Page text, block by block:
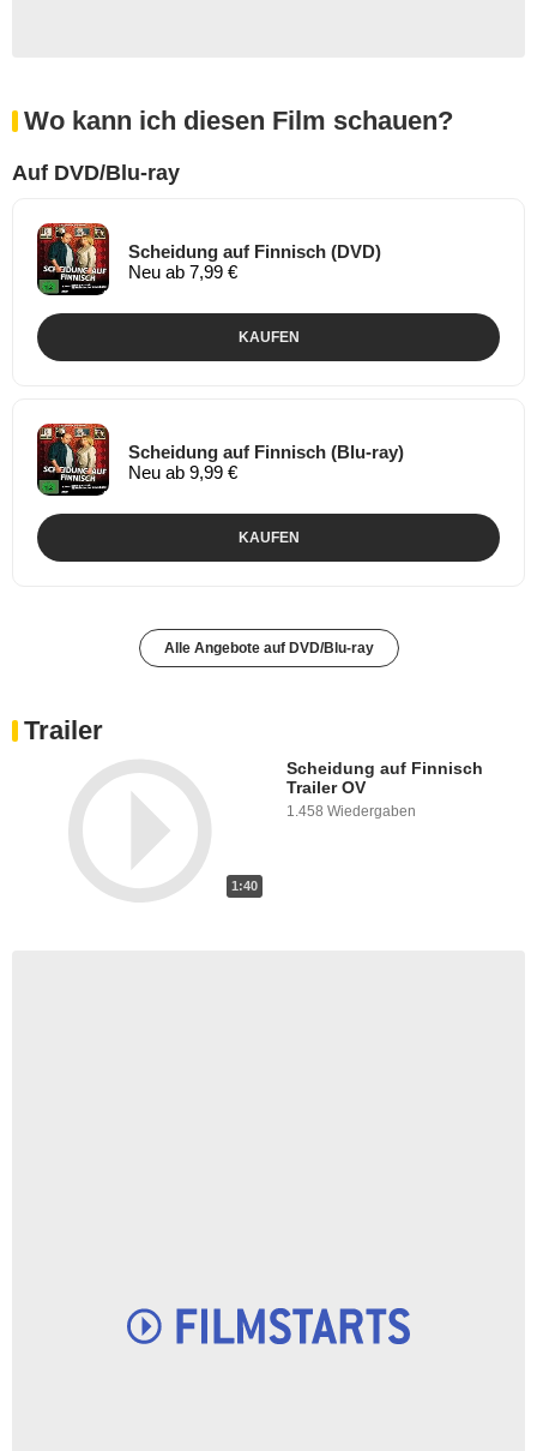
Wo kann ich diesen Film schauen?
Auf DVD/Blu-ray
Scheidung auf Finnisch (DVD)
Neu ab 7,99 €
KAUFEN
Scheidung auf Finnisch (Blu-ray)
Neu ab 9,99 €
KAUFEN
Alle Angebote auf DVD/Blu-ray
Trailer
1:40
Scheidung auf Finnisch
Trailer OV
1.458 Wiedergaben